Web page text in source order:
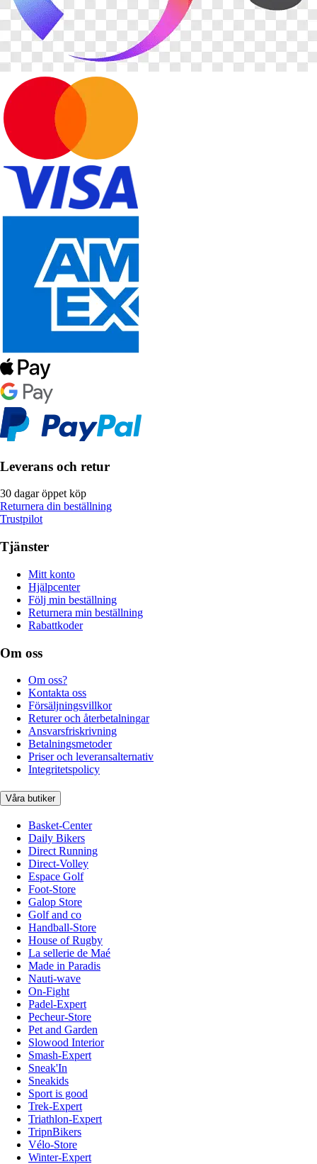
Leverans och retur
30 dagar öppet köp
Returnera din beställning
Trustpilot
Tjänster
Mitt konto
Hjälpcenter
Följ min beställning
Returnera min beställning
Rabattkoder
Om oss
Om oss?
Kontakta oss
Försäljningsvillkor
Returer och återbetalningar
Ansvarsfriskrivning
Betalningsmetoder
Priser och leveransalternativ
Integritetspolicy
Våra butiker
Basket-Center
Daily Bikers
Direct Running
Direct-Volley
Espace Golf
Foot-Store
Galop Store
Golf and co
Handball-Store
House of Rugby
La sellerie de Maé
Made in Paradis
Nauti-wave
On-Fight
Padel-Expert
Pecheur-Store
Pet and Garden
Slowood Interior
Smash-Expert
Sneak'In
Sneakids
Sport is good
Trek-Expert
Triathlon-Expert
TripnBikers
Vélo-Store
Winter-Expert